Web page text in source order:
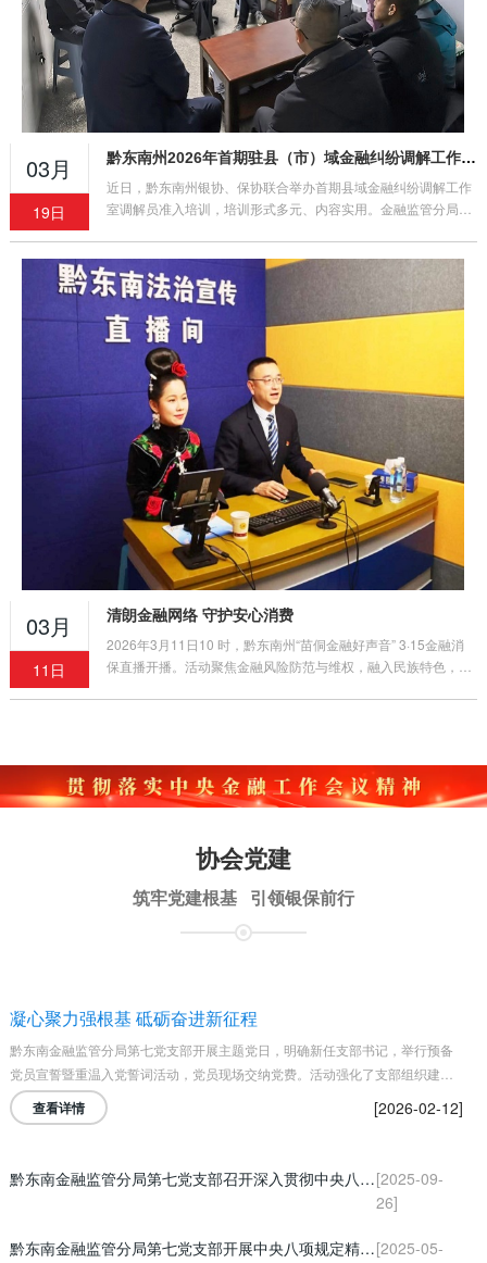
03月
19日
黔东南州2026年首期驻县（市）域金融纠纷调解工作室调解员准入培训顺利举办
近日，黔东南州银协、保协联合举办首期县域金融纠纷调解工作
室调解员准入培训，培训形式多元、内容实用。金融监管分局领
03月
11日
清朗金融网络 守护安心消费
2026年3月11日10 时，黔东南州“苗侗金融好声音” 3·15金融消
保直播开播。活动聚焦金融风险防范与维权，融入民族特色，三
协会党建
筑牢党建根基 引领银保前行
凝心聚力强根基 砥砺奋进新征程
黔东南金融监管分局第七党支部开展主题党日，明确新任支部书记，举行预备
党员宣誓暨重温入党誓词活动，党员现场交纳党费。活动强化了支部组织建设
与党性教育，激励党员立足岗位、担当作为，以党建实效助力地方金融高质量
发展。
查看详情 [2026-02-12]
黔东南金融监管分局第七党支部召开深入贯彻中央八项规定精神学习教育总结会议[2025-09-
26]
黔东南金融监管分局第七党支部开展中央八项规定精神学习[2025-05-